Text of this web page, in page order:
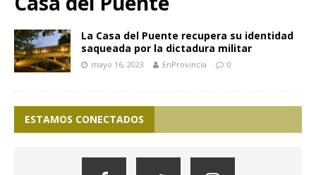
La Casa del Puente recupera su identidad
saqueada por la dictadura militar
mayo 16, 2023 EnProvincia 0
ESTAMOS CONECTADOS